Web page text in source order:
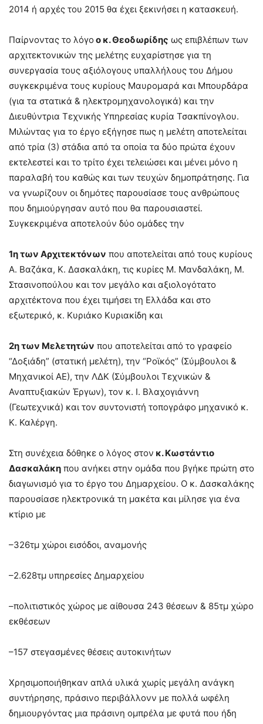
2014 ή αρχές του 2015 θα έχει ξεκινήσει η κατασκευή.
Παίρνοντας το λόγο ο κ. Θεοδωρίδης ως επιβλέπων των
αρχιτεκτονικών της μελέτης ευχαρίστησε για τη
συνεργασία τους αξιόλογους υπαλλήλους του Δήμου
συγκεκριμένα τους κυρίους Μαυρομαρά και Μπουρδάρα
(για τα στατικά & ηλεκτρομηχανολογικά) και την
Διευθύντρια Τεχνικής Υπηρεσίας κυρία Τσακπίνογλου.
Μιλώντας για το έργο εξήγησε πως η μελέτη αποτελείται
από τρία (3) στάδια από τα οποία τα δύο πρώτα έχουν
εκτελεστεί και το τρίτο έχει τελειώσει και μένει μόνο η
παραλαβή του καθώς και των τευχών δημοπράτησης. Για
να γνωρίζουν οι δημότες παρουσίασε τους ανθρώπους
που δημιούργησαν αυτό που θα παρουσιαστεί.
Συγκεκριμένα αποτελούν δύο ομάδες την
1η των Αρχιτεκτόνων που αποτελείται από τους κυρίους
Α. Βαζάκα, Κ. Δασκαλάκη, τις κυρίες Μ. Μανδαλάκη, Μ.
Στασινοπούλου και τον μεγάλο και αξιολογότατο
αρχιτέκτονα που έχει τιμήσει τη Ελλάδα και στο
εξωτερικό, κ. Κυριάκο Κυριακίδη και
2η των Μελετητών που αποτελείται από το γραφείο
“Δοξιάδη” (στατική μελέτη), την “Ροϊκός” (Σύμβουλοι &
Μηχανικοί ΑΕ), την ΛΔΚ (Σύμβουλοι Τεχνικών &
Αναπτυξιακών Έργων), τον κ. Ι. Βλαχογιάννη
(Γεωτεχνικά) και τον συντονιστή τοπογράφο μηχανικό κ.
Κ. Καλέργη.
Στη συνέχεια δόθηκε ο λόγος στον κ. Κωστάντιο
Δασκαλάκη που ανήκει στην ομάδα που βγήκε πρώτη στο
διαγωνισμό για το έργο του Δημαρχείου. Ο κ. Δασκαλάκης
παρουσίασε ηλεκτρονικά τη μακέτα και μίλησε για ένα
κτίριο με
–326τμ χώροι εισόδοι, αναμονής
–2.628τμ υπηρεσίες Δημαρχείου
–πολιτιστικός χώρος με αίθουσα 243 θέσεων & 85τμ χώρο
εκθέσεων
–157 στεγασμένες θέσεις αυτοκινήτων
Χρησιμοποιήθηκαν απλά υλικά χωρίς μεγάλη ανάγκη
συντήρησης, πράσινο περιβάλλονν με πολλά ωφέλη
δημιουργόντας μια πράσινη ομπρέλα με φυτά που ήδη